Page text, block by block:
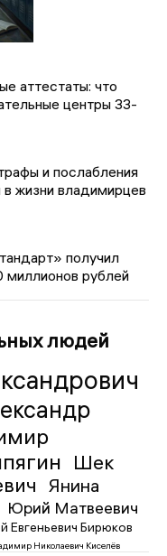
аттестаты: что
центры 33-
и послабления
в жизни владимирцев
получил
миллионов рублей
людей
Шек
Янина
Юрий Матвеевич
Евгеньевич Бирюков
Николаевич Киселёв